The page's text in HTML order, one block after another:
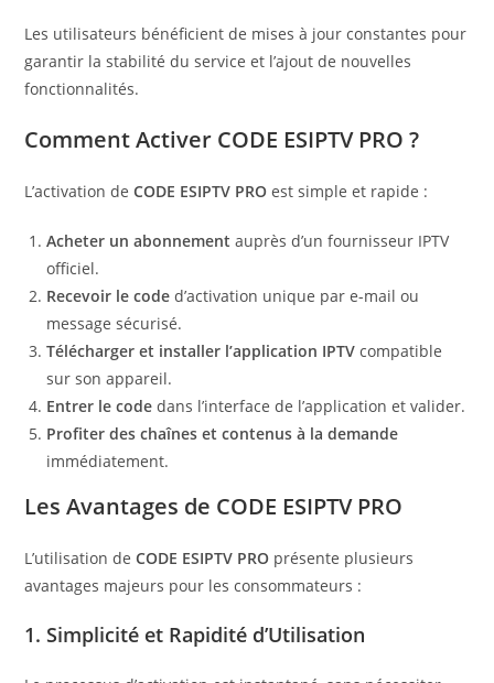
Les utilisateurs bénéficient de mises à jour constantes pour
garantir la stabilité du service et l’ajout de nouvelles
fonctionnalités.
Comment Activer CODE ESIPTV PRO ?
L’activation deCODE ESIPTV PRO est simple et rapide :
Acheter un abonnement auprès d’un fournisseur IPTV
officiel.
Recevoir le code d’activation unique par e-mail ou
message sécurisé.
Télécharger et installer l’application IPTV compatible
sur son appareil.
Entrer le code dans l’interface de l’application et valider.
Profiter des chaînes et contenus à la demande
immédiatement.
Les Avantages de CODE ESIPTV PRO
L’utilisation deCODE ESIPTV PRO présente plusieurs
avantages majeurs pour les consommateurs :
1.Simplicité et Rapidité d’Utilisation